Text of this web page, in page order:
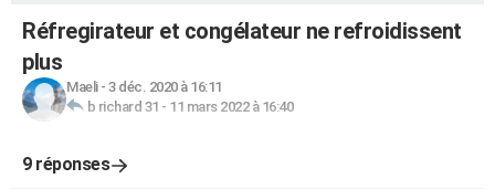
Réfregirateur et congélateur ne refroidissent
plus
Maeli- 3 déc. 2020 à 16:11
b richard 31 - 11 mars 2022 à 16:40
9 réponses